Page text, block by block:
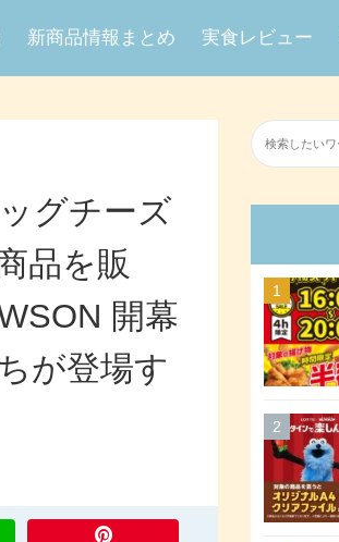
新商品情報まとめ 実食レビュー
グチーズ
品を販
開幕
が登場す